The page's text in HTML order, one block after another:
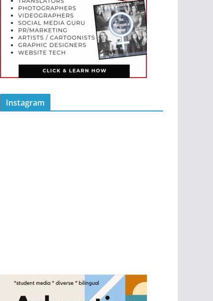
Instagram